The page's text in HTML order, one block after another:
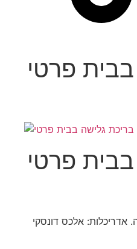
פרטי
פרטי
אדריכלות: אלכס דונסקי